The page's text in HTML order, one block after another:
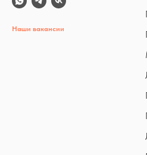
Наши вакансии